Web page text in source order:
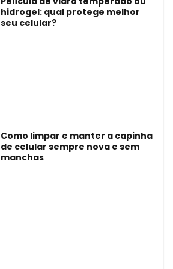
hidrogel: qual protege melhor
seu celular?
Como limpar e manter a capinha
de celular sempre nova e sem
manchas